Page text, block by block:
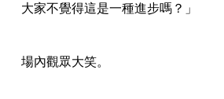
大家不覺得這是一種進步嗎？」
場內觀眾大笑。